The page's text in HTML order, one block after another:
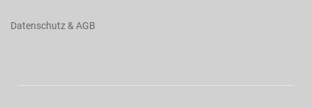
Datenschutz & AGB